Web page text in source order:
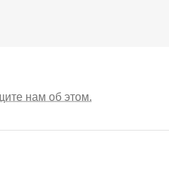
нам об этом.